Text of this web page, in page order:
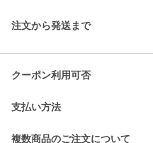
注文から発送まで
クーポン利用可否
支払い方法
複数商品のご注文について